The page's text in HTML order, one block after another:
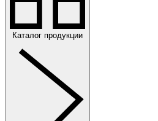
Каталог продукции